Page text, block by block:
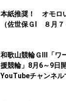
本紙推奨！ オモロ
（佐世保ＧⅠ ８月７
和歌山競輪ＧⅢ「ワ
援競輪」8月6～9日
YouTubeチャンネル